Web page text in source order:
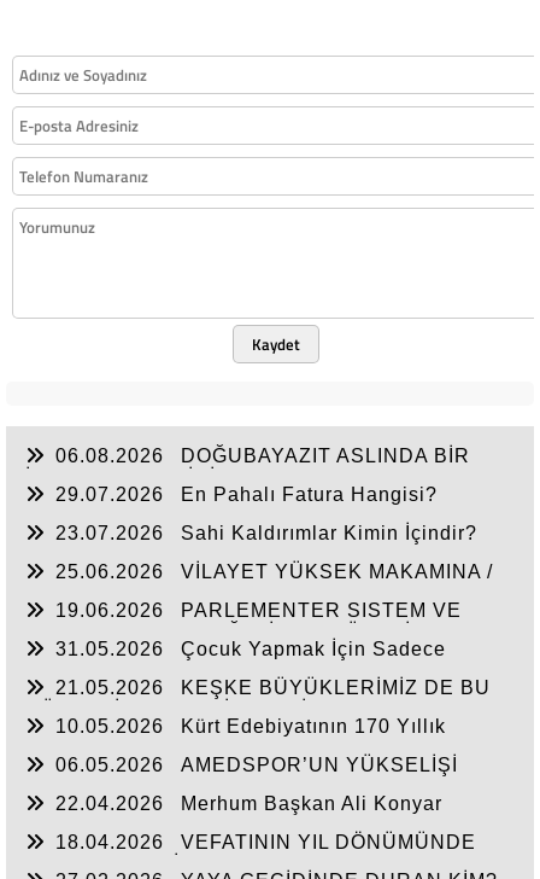
Kaydet
06.08.2026
DOĞUBAYAZIT ASLINDA BİR
29.07.2026
En Pahalı Fatura Hangisi?
23.07.2026
Sahi Kaldırımlar Kimin İçindir?
25.06.2026
VİLAYET YÜKSEK MAKAMINA /
19.06.2026
PARLEMENTER SISTEM VE
DEĞERLENDIRME
31.05.2026
Çocuk Yapmak İçin Sadece
21.05.2026
KEŞKE BÜYÜKLERİMİZ DE BU
10.05.2026
Kürt Edebiyatının 170 Yıllık
06.05.2026
AMEDSPOR’UN YÜKSELİŞİ
22.04.2026
Merhum Başkan Ali Konyar
18.04.2026
VEFATININ YIL DÖNÜMÜNDE